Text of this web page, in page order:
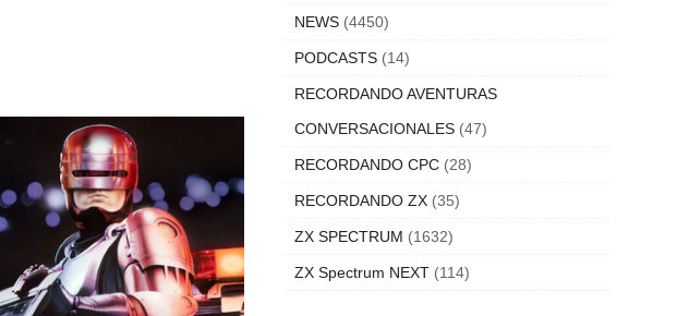
NEWS (4450)
PODCASTS (14)
RECORDANDO AVENTURAS
CONVERSACIONALES (47)
RECORDANDO CPC (28)
RECORDANDO ZX (35)
ZX SPECTRUM (1632)
ZX Spectrum NEXT (114)